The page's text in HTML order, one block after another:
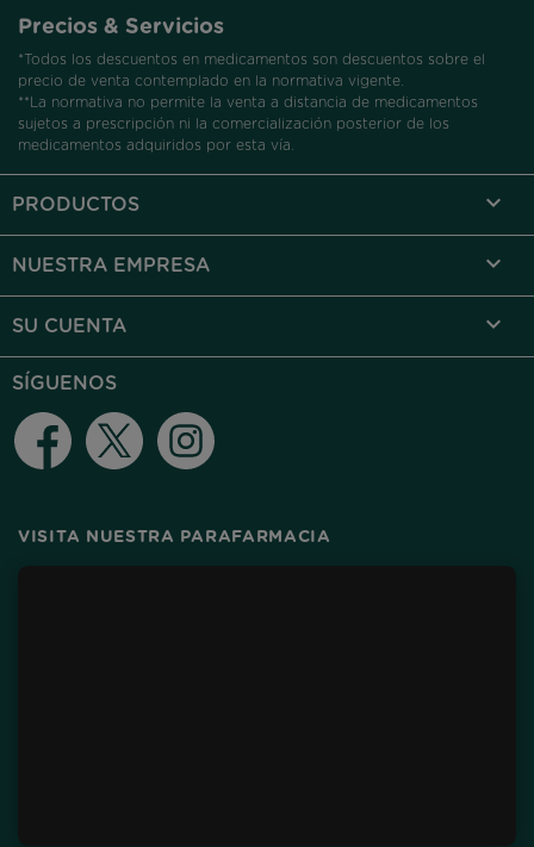
Precios & Servicios
*Todos los descuentos en medicamentos son descuentos sobre el
precio de venta contemplado en la normativa vigente.
**La normativa no permite la venta a distancia de medicamentos
sujetos a prescripción ni la comercialización posterior de los
medicamentos adquiridos por esta vía.
PRODUCTOS 
NUESTRA EMPRESA 
SU CUENTA 
SÍGUENOS
Facebook Twitter
VISITA NUESTRA PARAFARMACIA